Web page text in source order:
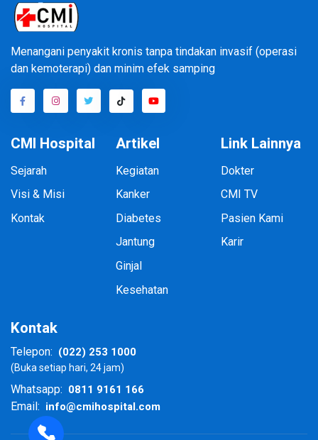
Menangani penyakit kronis tanpa tindakan invasif (operasi
dan kemoterapi) dan minim efek samping
CMI Hospital
Sejarah
Visi & Misi
Kontak
Artikel
Kegiatan
Kanker
Diabetes
Jantung
Ginjal
Kesehatan
Link Lainnya
Dokter
CMI TV
Pasien Kami
Karir
Kontak
Telepon: (022) 253 1000
(Buka setiap hari, 24 jam)
Whatsapp: 0811 9161 166
Email: info@cmihospital.com